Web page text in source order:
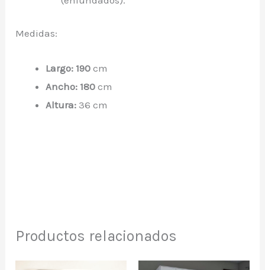
Medidas:
Largo: 190 cm
Ancho: 180 cm
Altura: 36 cm
Productos relacionados